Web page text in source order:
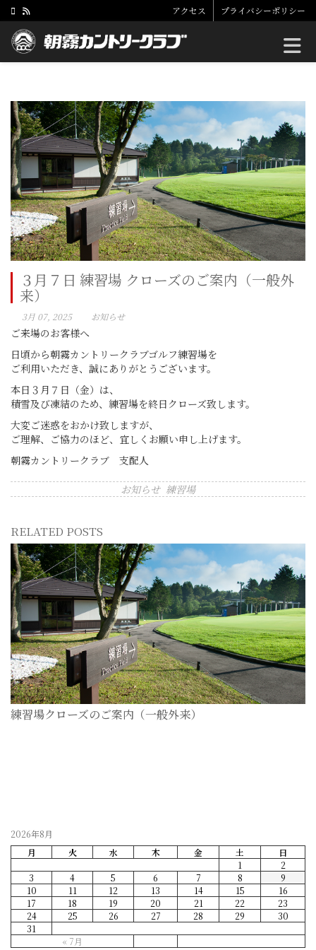
アクセス プライバシーポリシー
３月７日 練習場 クローズのご案内（一般外
来）
3月 07, 2025 お知らせ
ご来場のお客様へ
日頃から朝霧カントリークラブゴルフ練習場を
ご利用いただき、誠にありがとうございます。
本日３月７日（金）は、
積雪及び凍結のため、練習場を終日クローズ致します。
大変ご迷惑をおかけ致しますが、
ご理解、ご協力のほど、宜しくお願い申し上げます。
朝霧カントリークラブ 支配人
お知らせ 練習場
RELATED POSTS
練習場クローズのご案内（一般外来）
2026年8月
月
火 水 木 金 土 日
« 7月
1
2
3
4 5 6 7 8
9
10
11 12 13 14 15
16
17
18 19 20 21 22
23
24
25 26 27 28 29
30
31